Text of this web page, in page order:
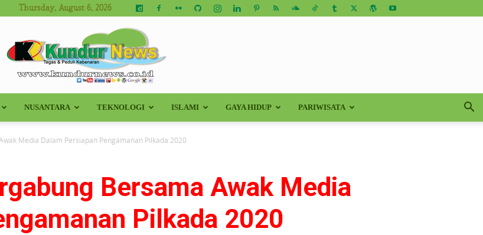
Thursday, August 6, 2026
Kundur
News
NUSANTARA TEKNOLOGI ISLAMI GAYA HIDUP PARIWISATA
Media Dalam Persiapan Pengamanan Pilkada 2020
Bersama Awak Media
Pilkada 2020